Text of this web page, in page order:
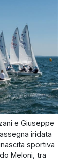
e Giuseppe
iridata
sportiva
Meloni, tra